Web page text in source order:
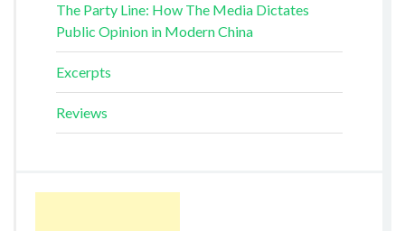
The Party Line: How The Media Dictates
Public Opinion in Modern China
Excerpts
Reviews